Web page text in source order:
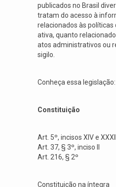
publicados no Brasil
tratam do acesso à
relacionados às políticas
ativa, quanto
atos administrativos ou
sigilo.
Conheça essa legislação:
Constituição
Art. 5º, incisos XIV e XXXIII
Art. 37, § 3º, inciso II
Art. 216, § 2º
Constituição na íntegra